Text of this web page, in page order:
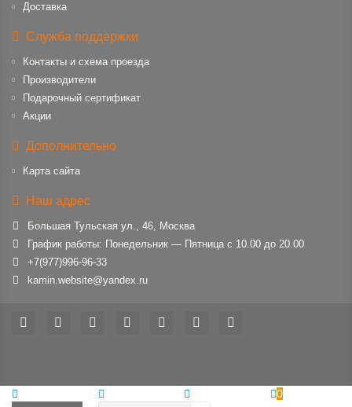
Доставка
Служба поддержки
Контакты и схема проезда
Производители
Подарочный сертификат
Акции
Дополнительно
Карта сайта
Наш адрес
Большая Тульская ул., 46, Москва
График работы: Понедельник — Пятница с 10.00 до 20.00
+7(977)996-96-33
kamin.website@yandex.ru
0